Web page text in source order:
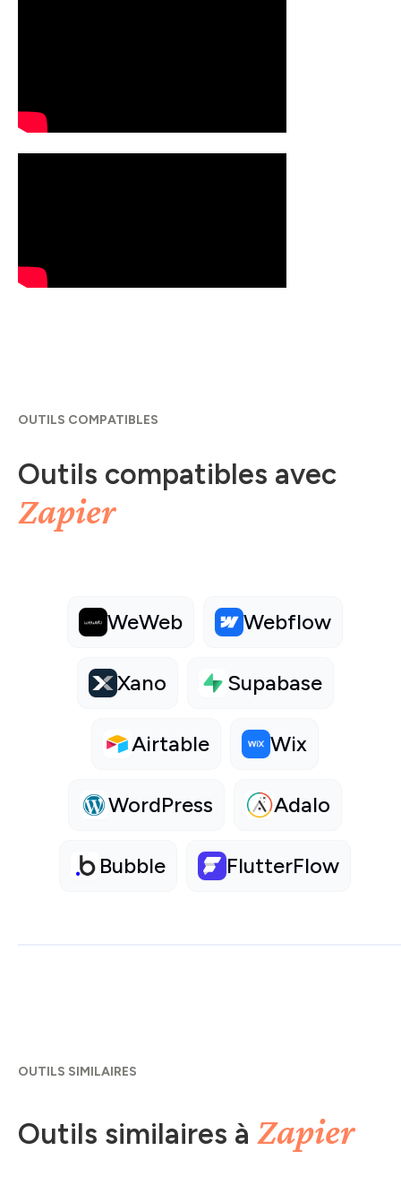
OUTILS COMPATIBLES
Outils compatibles avec
Zapier
WeWeb Webflow
Xano Supabase
Airtable Wix
WordPress Adalo
Bubble FlutterFlow
OUTILS SIMILAIRES
Outils similaires à Zapier